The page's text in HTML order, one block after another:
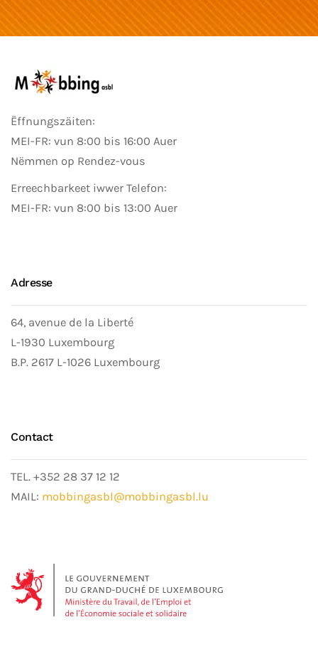
Ëffnungszäiten:
MEI-FR: vun 8:00 bis 16:00 Auer
Nëmmen op Rendez-vous
Erreechbarkeet iwwer Telefon:
MEI-FR: vun 8:00 bis 13:00 Auer
Adresse
64, avenue de la Liberté
L-1930 Luxembourg
B.P. 2617 L-1026 Luxembourg
Contact
TEL. +352 28 37 12 12
MAIL: mobbingasbl@mobbingasbl.lu